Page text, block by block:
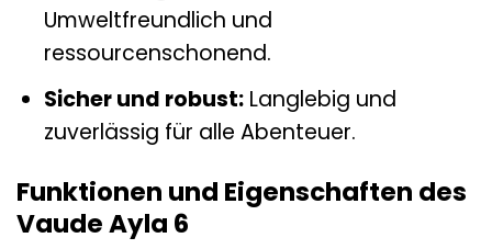
Umweltfreundlich und
ressourcenschonend.
Sicher und robust:Langlebig und
zuverlässig für alle Abenteuer.
Funktionen und Eigenschaften des
Vaude Ayla 6